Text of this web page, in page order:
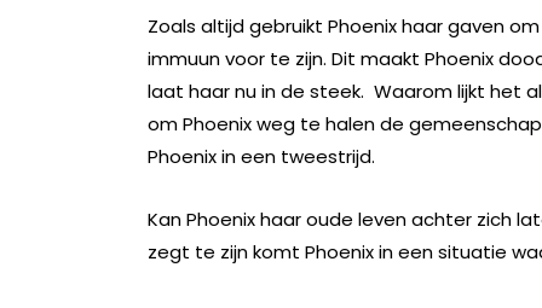
Zoals altijd gebruikt Phoenix haar gaven
immuun voor te zijn. Dit maakt Phoenix
laat haar nu in de steek. Waarom lijkt het
om Phoenix weg te halen de
Phoenix in een tweestrijd.
Kan Phoenix haar oude leven achter zich
zegt te zijn komt Phoenix in een situatie